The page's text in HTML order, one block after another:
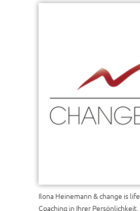
Ilona Heinemann & change is
Coaching in Ihrer